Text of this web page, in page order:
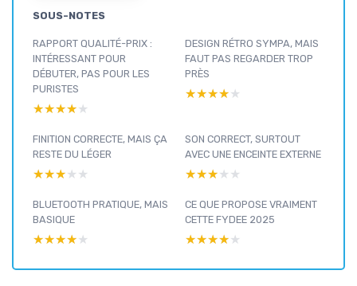
SOUS-NOTES
RAPPORT QUALITÉ-PRIX :
INTÉRESSANT POUR
DÉBUTER, PAS POUR LES
PURISTES
★★★★★
★★★★★
DESIGN RÉTRO SYMPA, MAIS
FAUT PAS REGARDER TROP
PRÈS
★★★★★
★★★★★
FINITION CORRECTE, MAIS ÇA
RESTE DU LÉGER
★★★★★
★★★★★
SON CORRECT, SURTOUT
AVEC UNE ENCEINTE EXTERNE
★★★★★
★★★★★
BLUETOOTH PRATIQUE, MAIS
BASIQUE
★★★★★
★★★★★
CE QUE PROPOSE VRAIMENT
CETTE FYDEE 2025
★★★★★
★★★★★